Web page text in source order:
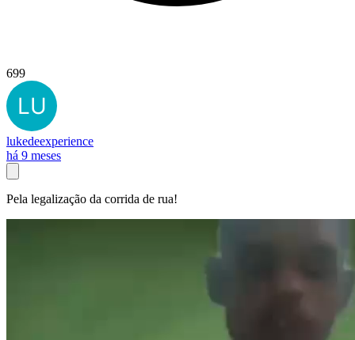
699
lukedeexperience
há 9 meses
Pela legalização da corrida de rua!